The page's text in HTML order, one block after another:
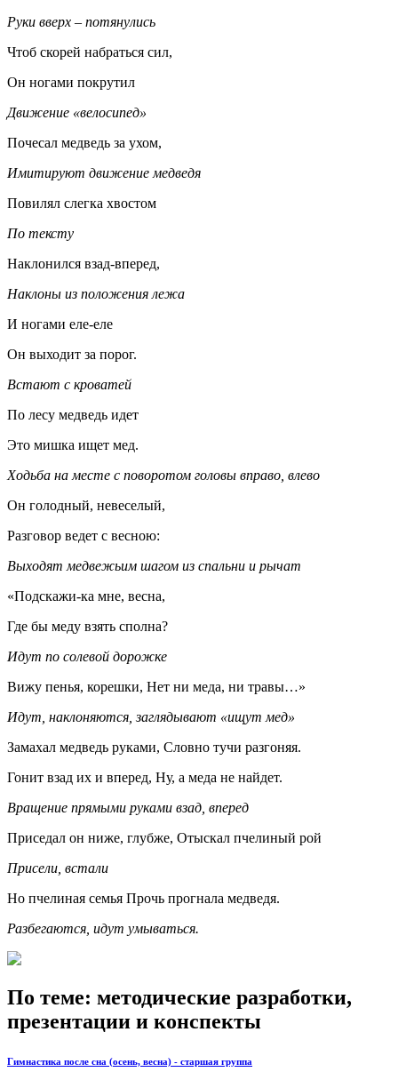
Руки вверх – потянулись
Чтоб скорей набраться сил,
Он ногами покрутил
Движение «велосипед»
Почесал медведь за ухом,
Имитируют движение медведя
Повилял слегка хвостом
По тексту
Наклонился взад-вперед,
Наклоны из положения лежа
И ногами еле-еле
Он выходит за порог.
Встают с кроватей
По лесу медведь идет
Это мишка ищет мед.
Ходьба на месте с поворотом головы вправо, влево
Он голодный, невеселый,
Разговор ведет с весною:
Выходят медвежьим шагом из спальни и рычат
«Подскажи-ка мне, весна,
Где бы меду взять сполна?
Идут по солевой дорожке
Вижу пенья, корешки, Нет ни меда, ни травы…»
Идут, наклоняются, заглядывают «ищут мед»
Замахал медведь руками, Словно тучи разгоняя.
Гонит взад их и вперед, Ну, а меда не найдет.
Вращение прямыми руками взад, вперед
Приседал он ниже, глубже, Отыскал пчелиный рой
Присели, встали
Но пчелиная семья Прочь прогнала медведя.
Разбегаются, идут умываться.
По теме: методические разработки,
презентации и конспекты
Гимнастика после сна (осень, весна) - старшая группа